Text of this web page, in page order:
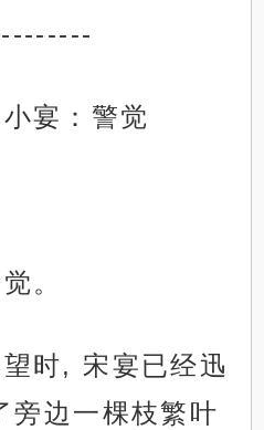
宴：警觉
。
时, 宋宴已经迅
旁边一棵枝繁叶